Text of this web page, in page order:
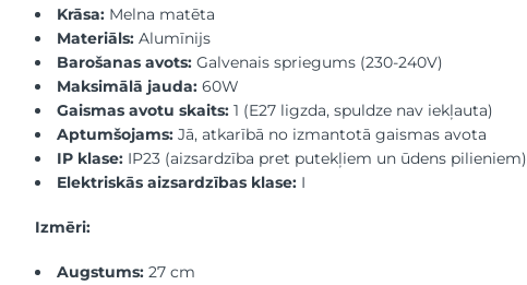
Krāsa:Melna matēta
Materiāls:Alumīnijs
Barošanas avots:Galvenais spriegums (230-240V)
Maksimālā jauda:60W
Gaismas avotu skaits:1 (E27 ligzda, spuldze nav iekļauta)
Aptumšojams:Jā, atkarībā no izmantotā gaismas avota
IP klase:IP23 (aizsardzība pret putekļiem un ūdens pilieniem)
Elektriskās aizsardzības klase:I
Izmēri:
Augstums:27 cm